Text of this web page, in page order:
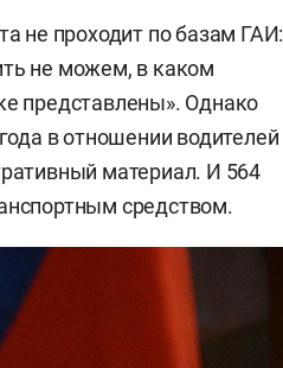
не проходит по базам ГАИ:
не можем, в каком
представлены». Однако
в отношении водителей
материал. И 564
средством.